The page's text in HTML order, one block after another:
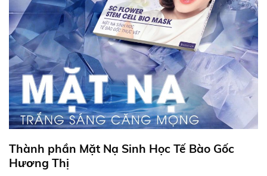
Thành phần Mặt Nạ Sinh Học Tế Bào Gốc
Hương Thị